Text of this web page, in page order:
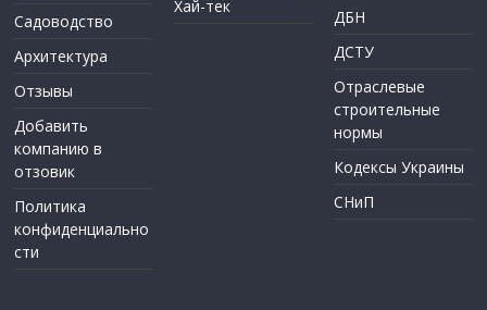
Садоводство
Архитектура
Отзывы
Добавить
компанию в
отзовик
Политика
конфиденциально
сти
Хай-тек
ДБН
ДСТУ
Отраслевые
строительные
нормы
Кодексы Украины
СНиП